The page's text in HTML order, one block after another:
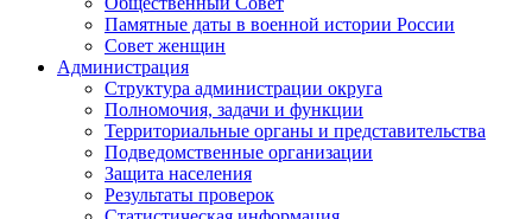
Памятные даты в военной истории России
Совет женщин
Администрация
Структура администрации округа
Полномочия, задачи и функции
Территориальные органы и представительства
Подведомственные организации
Защита населения
Результаты проверок